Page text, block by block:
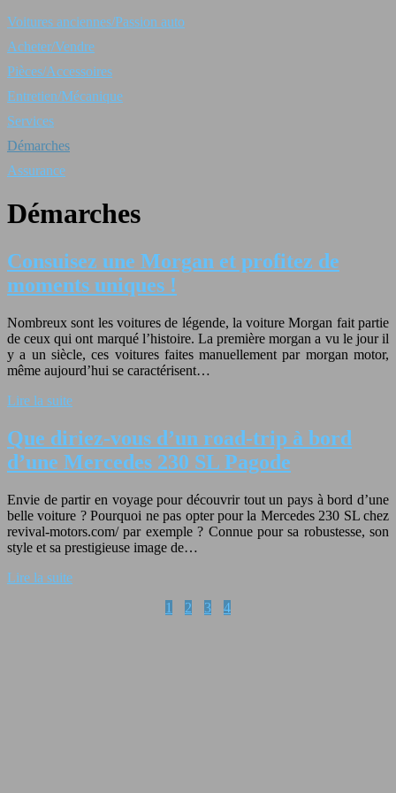
Voitures anciennes/Passion auto
Acheter/Vendre
Pièces/Accessoires
Entretien/Mécanique
Services
Démarches
Assurance
Démarches
Consuisez une Morgan et profitez de
moments uniques !
Nombreux sont les voitures de légende, la voiture Morgan fait partie
de ceux qui ont marqué l’histoire. La première morgan a vu le jour il
y a un siècle, ces voitures faites manuellement par morgan motor,
même aujourd’hui se caractérisent…
Lire la suite
Que diriez-vous d’un road-trip à bord
d’une Mercedes 230 SL Pagode
Envie de partir en voyage pour découvrir tout un pays à bord d’une
belle voiture ? Pourquoi ne pas opter pour la Mercedes 230 SL chez
revival-motors.com/ par exemple ? Connue pour sa robustesse, son
style et sa prestigieuse image de…
Lire la suite
1
2 3 4